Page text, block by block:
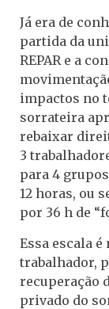
Já era de
partida da
REPAR e a
impactos no
sorrateira
rebaixar
3
para 4
12 horas, ou
por 36 h de
Essa escala
trabalhador,
recuperação
privado do